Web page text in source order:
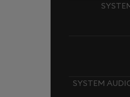
SYSTEM